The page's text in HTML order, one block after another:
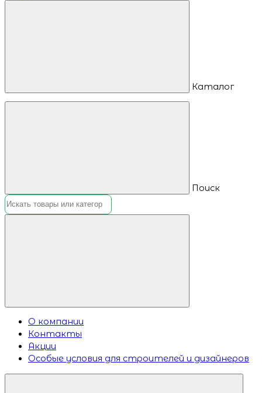
Каталог
Поиск
О компании
Контакты
Акции
Особые условия для строителей и дизайнеров